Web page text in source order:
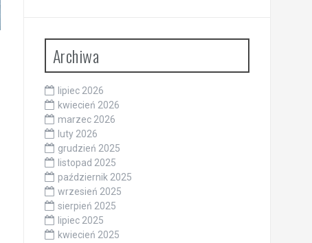
Archiwa
lipiec 2026
kwiecień 2026
marzec 2026
luty 2026
grudzień 2025
listopad 2025
październik 2025
wrzesień 2025
sierpień 2025
lipiec 2025
kwiecień 2025